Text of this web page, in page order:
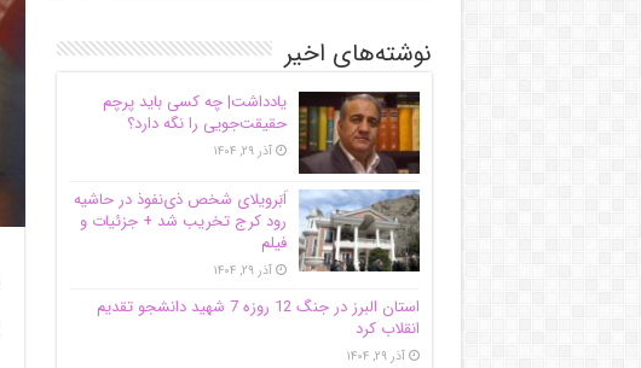
نوشته‌های اخیر
یادداشت| ‌چه کسی باید پرچم
حقیقت‌جویی را نگه دارد؟
آذر ۲۹, ۱۴۰۴
اَبَر‌ویلای شخص ذی‌نفوذ در حاشیه‌
رود کرج تخریب شد + جزئیات و
فیلم
آذر ۲۹, ۱۴۰۴
استان البرز در جنگ 12 روزه 7 شهید دانشجو تقدیم
انقلاب کرد
آذر ۲۹, ۱۴۰۴